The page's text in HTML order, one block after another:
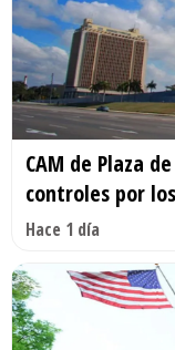
CAM de Plaza
controles por
Hace 1 día